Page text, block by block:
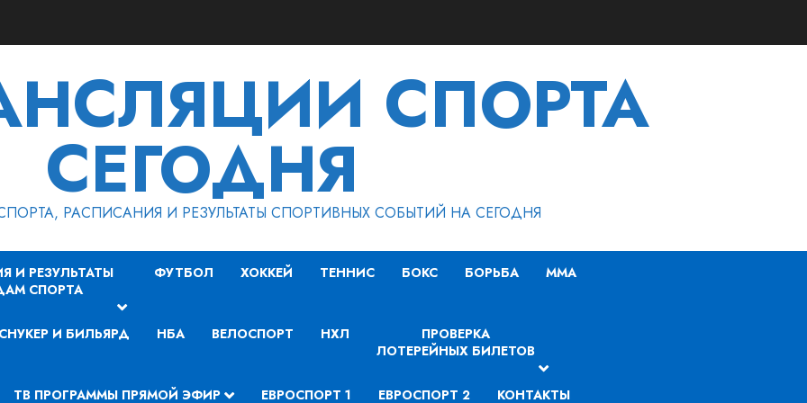
СПОРТА
СЕГОДНЯ
РАСПИСАНИЯ И РЕЗУЛЬТАТЫ СПОРТИВНЫХ СОБЫТИЙ НА СЕГОДНЯ
И РЕЗУЛЬТАТЫ
СПОРТА
ФУТБОЛ ХОККЕЙ ТЕННИС БОКС БОРЬБА MMA
СНУКЕР И БИЛЬЯРД НБА ВЕЛОСПОРТ НХЛ
ПРОВЕРКА
ЛОТЕРЕЙНЫХ БИЛЕТОВ
ТВ ПРОГРАММЫ ПРЯМОЙ ЭФИР ЕВРОСПОРТ 1 ЕВРОСПОРТ 2 КОНТАКТЫ